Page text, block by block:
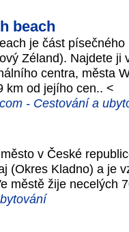
beach
je část
Zéland). Najdete
centra, města
km od jejího cen.. <
- Cestování a
v České
(Okres Kladno) a je
městě žije necelých